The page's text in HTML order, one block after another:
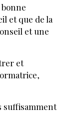
bonne
et que de la
et une
et
suffisamment